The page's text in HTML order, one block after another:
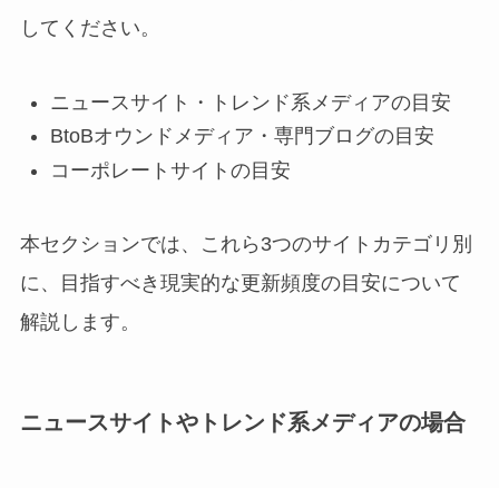
してください。
ニュースサイト・トレンド系メディアの目安
BtoBオウンドメディア・専門ブログの目安
コーポレートサイトの目安
本セクションでは、これら3つのサイトカテゴリ別
に、目指すべき現実的な更新頻度の目安について
解説します。
ニュースサイトやトレンド系メディアの場合